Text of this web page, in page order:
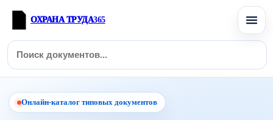
ОХРАНА ТРУДА365
Онлайн-каталог типовых документов